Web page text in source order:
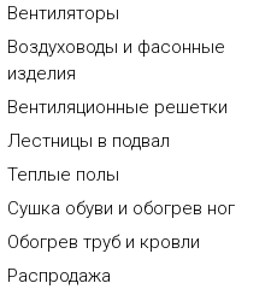
Вентиляторы
Воздуховоды и фасонные
изделия
Вентиляционные решетки
Лестницы в подвал
Теплые полы
Сушка обуви и обогрев ног
Обогрев труб и кровли
Распродажа